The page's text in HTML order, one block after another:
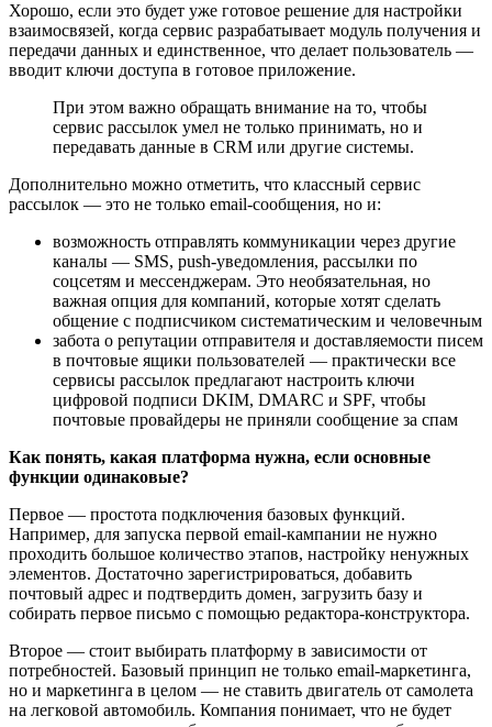
Хорошо, если это будет уже готовое решение для настройки
взаимосвязей, когда сервис разрабатывает модуль получения и
передачи данных и единственное, что делает пользователь —
вводит ключи доступа в готовое приложение.
При этом важно обращать внимание на то, чтобы
сервис рассылок умел не только принимать, но и
передавать данные в CRM или другие системы.
Дополнительно можно отметить, что классный сервис
рассылок — это не только email-сообщения, но и:
возможность отправлять коммуникации через другие
каналы — SMS, push-уведомления, рассылки по
соцсетям и мессенджерам. Это необязательная, но
важная опция для компаний, которые хотят сделать
общение с подписчиком систематическим и человечным
забота о репутации отправителя и доставляемости писем
в почтовые ящики пользователей — практически все
сервисы рассылок предлагают настроить ключи
цифровой подписи DKIM, DMARC и SPF, чтобы
почтовые провайдеры не приняли сообщение за спам
Как понять, какая платформа нужна, если основные
функции одинаковые?
Первое — простота подключения базовых функций.
Например, для запуска первой email-кампании не нужно
проходить большое количество этапов, настройку ненужных
элементов. Достаточно зарегистрироваться, добавить
почтовый адрес и подтвердить домен, загрузить базу и
собирать первое письмо с помощью редактора-конструктора.
Второе — стоит выбирать платформу в зависимости от
потребностей. Базовый принцип не только email-маркетинга,
но и маркетинга в целом — не ставить двигатель от самолета
на легковой автомобиль. Компания понимает, что не будет